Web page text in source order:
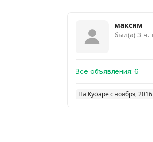
максим
был(а) 3 ч.
Все объявления: 6
На Куфаре с ноября, 2016